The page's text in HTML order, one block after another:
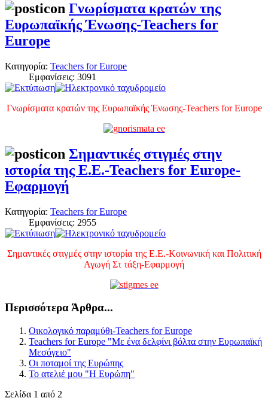
Γνωρίσματα κρατών της
Ευρωπαϊκής Ένωσης-Teachers for
Europe
Κατηγορία: Teachers for Europe
Εμφανίσεις: 3091
Γνωρίσματα κρατών της Ευρωπαϊκής Ένωσης-Teachers for Europe
Σημαντικές στιγμές στην
ιστορία της Ε.Ε.-Teachers for Europe-
Εφαρμογή
Κατηγορία: Teachers for Europe
Εμφανίσεις: 2955
Σημαντικές στιγμές στην ιστορία της Ε.Ε.-Κοινωνική και Πολιτική
Αγωγή Στ τάξη-Εφαρμογή
Περισσότερα Άρθρα...
Οικολογικό παραμύθι-Teachers for Europe
Teachers for Europe "Με ένα δελφίνι βόλτα στην Ευρωπαϊκή
Μεσόγειο"
Οι ποταμοί της Ευρώπης
Το ατελιέ μου "Η Ευρώπη"
Σελίδα 1 από 2